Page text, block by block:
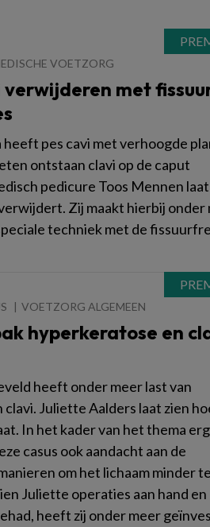
VOETZORG
verwijderen met
heeft pes cavi met verhoogde
ontstaan clavi op de caput
pedicure Toos Mennen
Zij maakt hierbij onder
techniek met de
VOETZORG ALGEMEEN
hyperkeratose en
heeft onder meer last van
Juliette Aalders laat zien
In het kader van het thema
casus ook aandacht aan de
om het lichaam minder te
Juliette operaties aan hand en
heeft zij onder meer